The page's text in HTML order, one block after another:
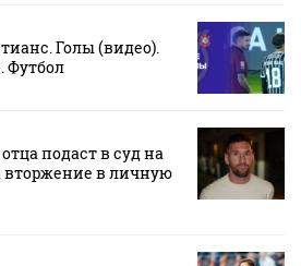
Голы (видео).
Футбол
подаст в суд на
вторжение в личную